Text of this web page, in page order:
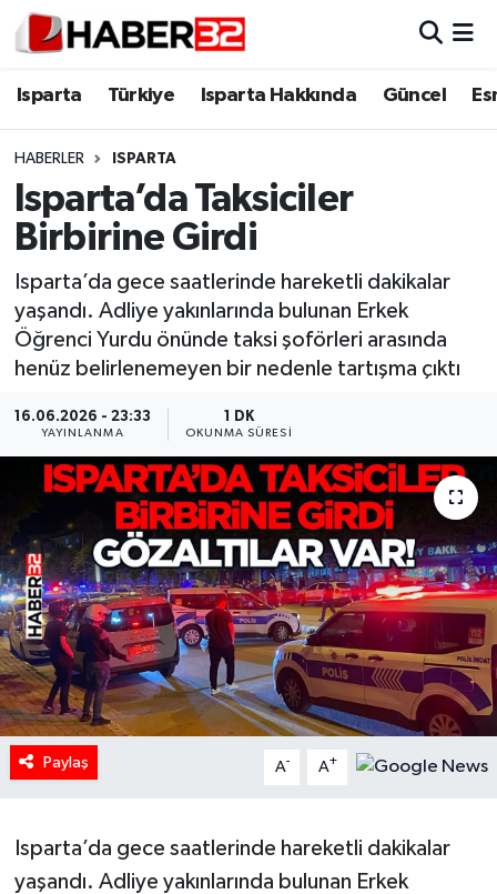
Isparta Türkiye Isparta Hakkında Güncel
HABERLER ISPARTA
Isparta’da Taksiciler
Birbirine Girdi
Isparta’da gece saatlerinde hareketli dakikalar
yaşandı. Adliye yakınlarında bulunan Erkek
Öğrenci Yurdu önünde taksi şoförleri arasında
henüz belirlenemeyen bir nedenle tartışma çıktı
16.06.2026 - 23:33
YAYINLANMA
1 DK
OKUNMA SÜRESI
Paylaş A- A+
Isparta’da gece saatlerinde hareketli dakikalar
yaşandı. Adliye yakınlarında bulunan Erkek
Isparta
Esnaf Diyor ki;
ASAYİŞ
BİLİM VE TEKNOLOJİ
EĞİTİM
GENEL
Güncel
HABERDE İNSAN
İlginç
KÜLTÜR SANAT
MAGAZİN
Oyun
RESMİ İLANLAR
Isparta Nöbetçi Eczaneler
Isparta Trafik Yoğunluk Haritası
Süper Lig Puan Durumu ve Fikstür
Tüm Manşetler
Son Dakika Haberleri
Haber Arşivi